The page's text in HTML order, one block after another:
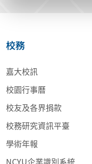
校務
嘉大校訊
校園行事曆
校友及各界捐款
校務研究資訊平臺
學術年報
NCYU企業識別系統